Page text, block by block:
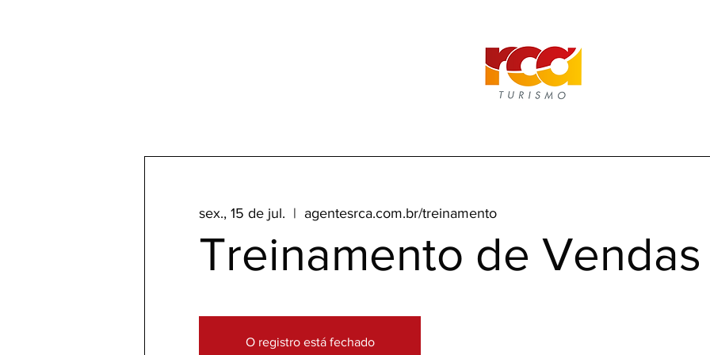
sex., 15 de jul.
  |
agentesrca.com.br/treinamento
Treinamento de Vendas
O registro está fechado